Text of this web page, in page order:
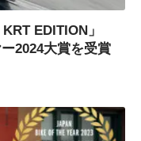
EDITION」
2024大賞を受賞